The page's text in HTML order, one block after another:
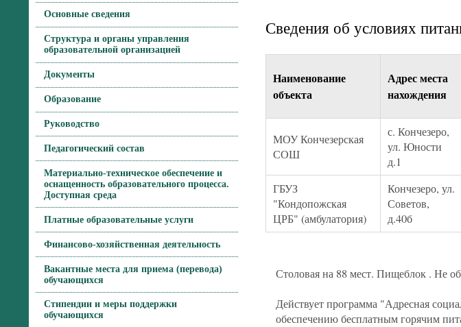
Основные сведения
Структура и органы управления
образовательной организацией
Документы
Образование
Руководство
Педагогический состав
Материально-техническое обеспечение и
оснащенность образовательного процесса.
Доступная среда
Платные образовательные услуги
Финансово-хозяйственная деятельность
Вакантные места для приема (перевода)
обучающихся
Стипендии и меры поддержки
обучающихся
Сведения об условиях
Наименование
объекта
Адрес места
нахождения
МОУ Кончезерская
СОШ
с. Кончезеро,
ул. Юности
д.1
ГБУЗ
"Кондопожская
ЦРБ" (амбулатория)
Кончезеро, ул.
Советов,
д.40б
Столовая на 88 мест. Пищеблок . Не
Действует программа "Адресная
обеспечению бесплатным горячим